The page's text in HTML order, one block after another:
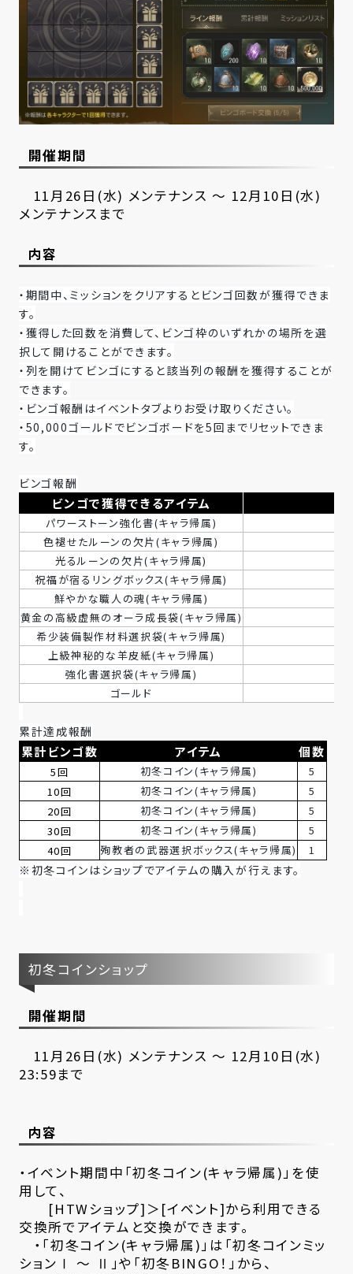
開催期間
11月26日(水) メンテナンス ～ 12月10日(水)
メンテナンスまで
内容
・期間中、ミッションをクリアするとビンゴ回数が獲得できま
す。
・獲得した回数を消費して、ビンゴ枠のいずれかの場所を選
択して開けることができます。
・列を開けてビンゴにすると該当列の報酬を獲得することが
できます。
・ビンゴ報酬はイベントタブよりお受け取りください。
・50,000ゴールドでビンゴボードを5回までリセットできま
す。
ビンゴ報酬
ビンゴで獲得できるアイテム
パワーストーン強化書(キャラ帰属)
色褪せたルーンの欠片(キャラ帰属)
光るルーンの欠片(キャラ帰属)
祝福が宿るリングボックス(キャラ帰属)
鮮やかな職人の魂(キャラ帰属)
黄金の高級虚無のオーラ成長袋(キャラ帰属)
希少装備製作材料選択袋(キャラ帰属)
上級神秘的な羊皮紙(キャラ帰属)
強化書選択袋(キャラ帰属)
ゴールド
累計達成報酬
累計ビンゴ数 アイテム 個数
5回 初冬コイン(キャラ帰属)
5
10回
初冬コイン(キャラ帰属)
5
20回
初冬コイン(キャラ帰属)
5
30回
初冬コイン(キャラ帰属)
5
40回
殉教者の武器選択ボックス(キャラ帰属) 1
※初冬コインはショップでアイテムの購入が行えます。
初冬コインショップ
開催期間
11月26日(水) メンテナンス ～ 12月10日(水)
23:59まで
内容
・イベント期間中「初冬コイン(キャラ帰属)」を使
用して、
[HTWショップ]＞[イベント]から利用できる
交換所でアイテムと交換ができます。
・「初冬コイン(キャラ帰属)」は「初冬コインミッ
ションⅠ ～ Ⅱ」や「初冬BINGO！」から、